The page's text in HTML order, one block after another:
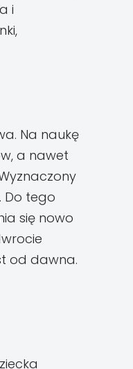
i
Na naukę
a nawet
Do tego
się nowo
od dawna.